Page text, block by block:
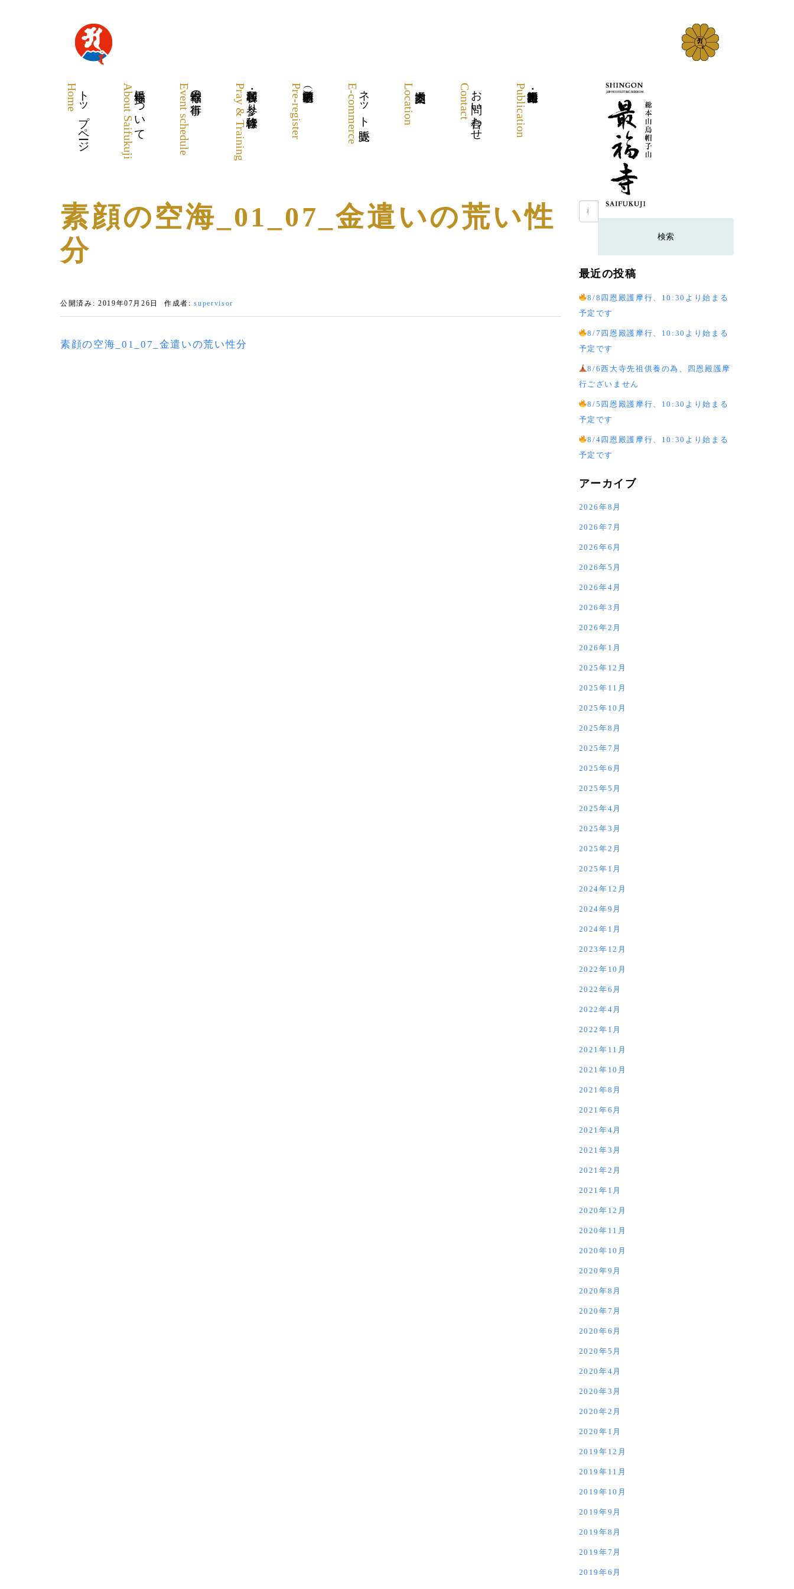
トップページ
Home 最福寺について
About Saifukuji 最福寺の行事
Event schedule 各種祈願・お参り・体験修行
Pray & Training Pre-register ネット販売
E-commerce Location お問い合わせ
Contact Publication
素顔の空海_01_07_金遣いの荒い性
分
公開済み: 2019年07月26日 作成者:supervisor
素顔の空海_01_07_金遣いの荒い性分
検
索:
最近の投稿
8/8四恩殿護摩行、10:30より始まる
予定です
8/7四恩殿護摩行、10:30より始まる
予定です
8/6西大寺先祖供養の為、四恩殿護摩
行ございません
8/5四恩殿護摩行、10:30より始まる
予定です
8/4四恩殿護摩行、10:30より始まる
予定です
アーカイブ
2026年8月
2026年7月
2026年6月
2026年5月
2026年4月
2026年3月
2026年2月
2026年1月
2025年12月
2025年11月
2025年10月
2025年8月
2025年7月
2025年6月
2025年5月
2025年4月
2025年3月
2025年2月
2025年1月
2024年12月
2024年9月
2024年1月
2023年12月
2022年10月
2022年6月
2022年4月
2022年1月
2021年11月
2021年10月
2021年8月
2021年6月
2021年4月
2021年3月
2021年2月
2021年1月
2020年12月
2020年11月
2020年10月
2020年9月
2020年8月
2020年7月
2020年6月
2020年5月
2020年4月
2020年3月
2020年2月
2020年1月
2019年12月
2019年11月
2019年10月
2019年9月
2019年8月
2019年7月
2019年6月